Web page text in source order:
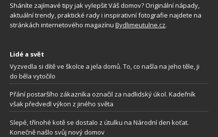
Sháníte zajímavé tipy jak vylepšit Váš domov? Originální nápady,
aktuální trendy, praktické rady i inspirativní fotografie najdete na
stránkách internetového magazínu Bydlimeutulne.cz.
Lidé a svět
Vyzvedla si dítě ve školce a jela domů. To, co našla na jeho těle, ji
do běla vytočilo
Přání postaršího zákazníka označil za nadlidský úkol. Kadeřník
však předvedl výkon z jiného světa
Slepé, třínohé kotě se dostalo z útulku na Národní den koťat.
Konečně našlo svůj nový domov